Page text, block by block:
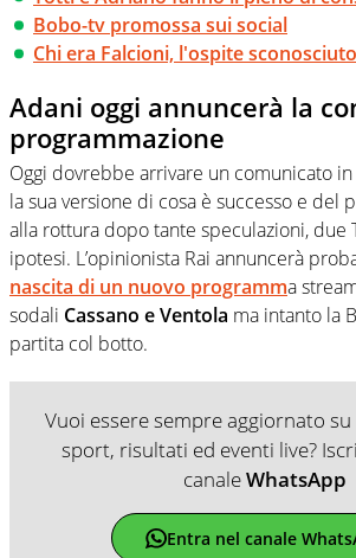
Bobo-tv promossa sui social
Chi era Falcioni, l'ospite
Adani oggi annuncerà la
programmazione
Oggi dovrebbe arrivare un comunicato
la sua versione di cosa è successo e del
alla rottura dopo tante speculazioni, due
ipotesi. L’opinionista Rai annuncerà
nascita di un nuovo programma
sodali Cassano e Ventola ma intanto la
partita col botto.
Vuoi essere sempre aggiornato
sport, risultati ed eventi live?
canaleWhatsApp
Entra nel canale